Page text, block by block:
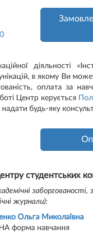
діяльності
в якому Ви
оплата за
Центр керується
будь-яку
студентських
заборгованості,
журнали):
Ольга Миколаївна
форма навчання